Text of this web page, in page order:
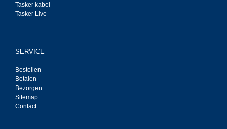
Tasker kabel
Tasker Live
SERVICE
Bestellen
Betalen
Bezorgen
Sitemap
Contact